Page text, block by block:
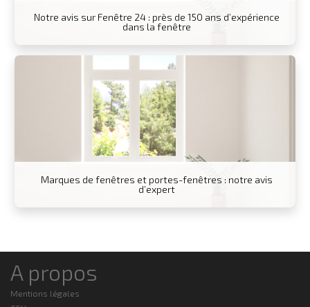
Notre avis sur Fenêtre 24 : près de 150 ans d’expérience
dans la fenêtre
Marques de fenêtres et portes-fenêtres : notre avis
d’expert
A propos
Mentions légales